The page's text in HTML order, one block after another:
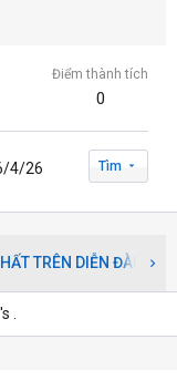
Điểm thành tích
0
4/26 Tìm
TRÊN DIỄN ĐÀN
.